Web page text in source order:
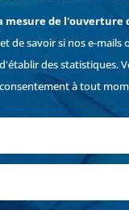
mesure de l'ouverture
de savoir si nos e-mails
des statistiques.
à tout